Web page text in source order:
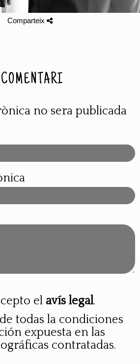
Comparteix
no sera publicada
el avís legal.
todas la condiciones
expuesta en las
contratadas.